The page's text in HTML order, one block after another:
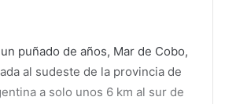
puñado de años, Mar de Cobo,
al sudeste de la provincia de
a solo unos 6 km al sur de